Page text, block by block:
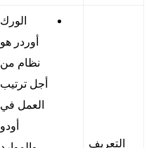
التعريف
الورك
أوردر هو
نظام من
أجل ترتيب
العمل في
أودو